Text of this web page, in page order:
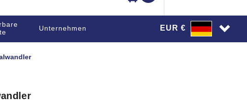
Unternehmen EUR €